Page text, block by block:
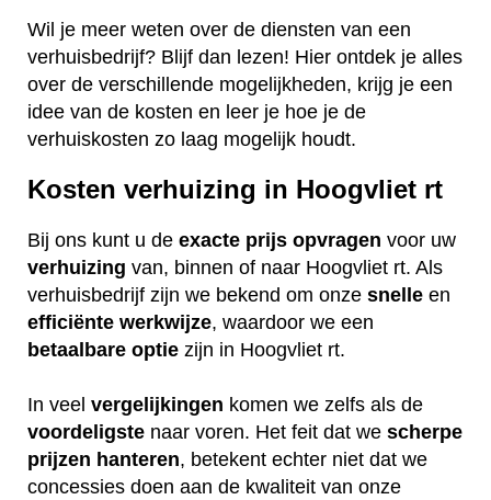
Wil je meer weten over de diensten van een
verhuisbedrijf? Blijf dan lezen! Hier ontdek je alles
over de verschillende mogelijkheden, krijg je een
idee van de kosten en leer je hoe je de
verhuiskosten zo laag mogelijk houdt.
Kosten verhuizing in Hoogvliet rt
Bij ons kunt u de exacte prijs opvragen voor uw
verhuizing van, binnen of naar Hoogvliet rt. Als
verhuisbedrijf zijn we bekend om onze snelle en
efficiënte werkwijze, waardoor we een
betaalbare optie zijn in Hoogvliet rt.
In veel vergelijkingen komen we zelfs als de
voordeligste naar voren. Het feit dat we scherpe
prijzen hanteren, betekent echter niet dat we
concessies doen aan de kwaliteit van onze